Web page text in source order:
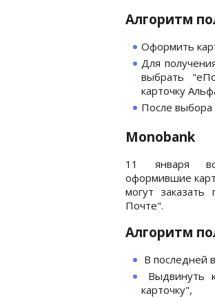
Алгоритм
Оформить
Для
выбрать
карточку
После выбора
Monobank
11 января
оформившие
могут
Почте".
Алгоритм
В последней
Выдвинуть
карточку",